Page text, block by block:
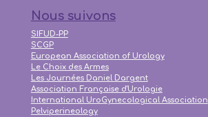
Nous suivons
SIFUD-PP
SCGP
European Association of Urology
Le Choix des Armes
Les Journées Daniel Dargent
Association Française d'Urologie
International UroGynecological Association
Pelviperineology